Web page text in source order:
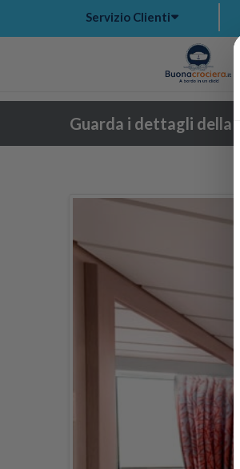
Servizio Clienti
Guarda i dettagli della